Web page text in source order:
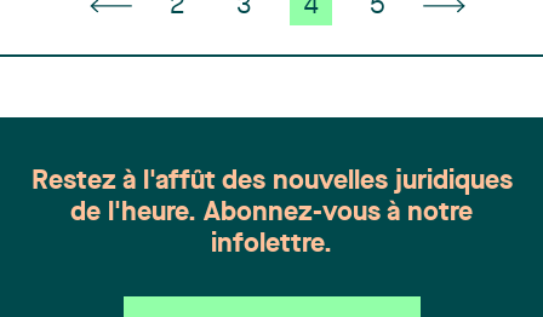
2 3 4 5
Restez à l'affût des nouvelles juridiques
de l'heure. Abonnez-vous à notre
infolettre.